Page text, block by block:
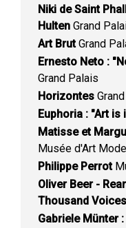
Niki de Saint
Hulten Grand
Art BrutGrand
Ernesto Neto :
Grand Palais
Horizontes
Euphoria : "Art is
Matisse et
Musée d'Art
Philippe Perrot
Oliver Beer -
Thousand Voices
Gabriele Münter